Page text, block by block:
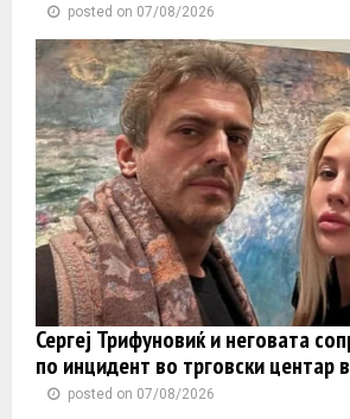
posted on 07/08/2026
Сергеј Трифуновиќ и неговата
по инцидент во трговски центар
posted on 07/08/2026